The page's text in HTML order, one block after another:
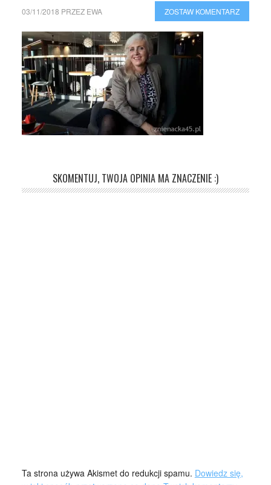
03/11/2018 PRZEZ EWA ZOSTAW KOMENTARZ
SKOMENTUJ, TWOJA OPINIA MA ZNACZENIE :)
Ta strona używa Akismet do redukcji spamu. Dowiedz się,